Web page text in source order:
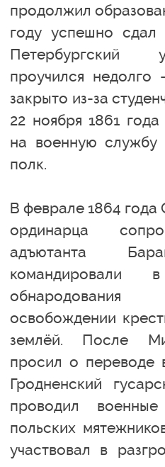
продолжил
году успешно сдал
Петербургский
проучился
закрыто из-за
22 ноября 1861
на военную службу
полк.
В феврале 1864 года
ординарца
адъютанта
освобождении
землёй. После
просил о переводе
Гродненский
проводил
польских
участвовал в